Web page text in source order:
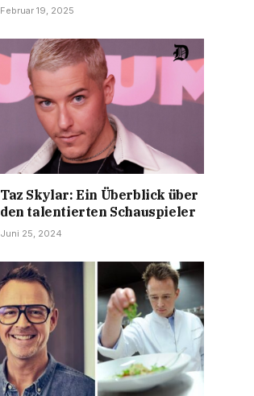
Februar 19, 2025
Taz Skylar: Ein Überblick über
den talentierten Schauspieler
Juni 25, 2024